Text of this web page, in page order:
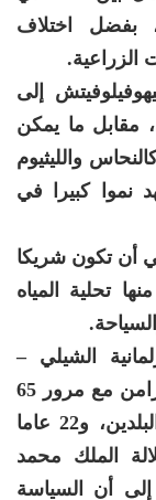
بفضل اختلاف
الزراعية.
إلى
مقابل ما يمكن
والليثيوم
نموا كبيرا في
أن تكون شريكا
تحلية المياه
الشيلي –
المغرب بأن زيارة المجموعة للمملكة تتزامن مع مرور 65
عاما على إقامة علاقات الصداقة بين البلدين، و22 عاما
الملك محمد
أن السياسة